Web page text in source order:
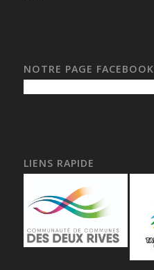
NOTRE PAGE FACEBOOK
LIENS RAPIDE